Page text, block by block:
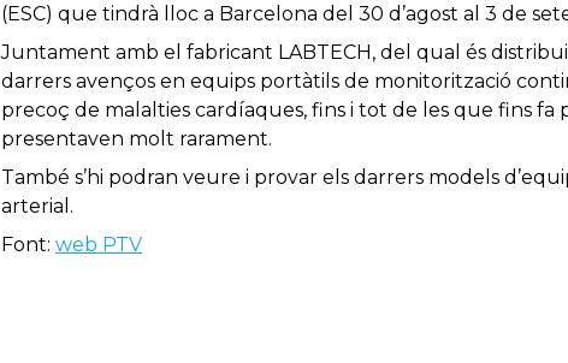
(ESC) que tindrà lloc a Barcelona del 30 d’agost al 3 de
Juntament amb el fabricant LABTECH, del qual és
darrers avenços en equips portàtils de monitorització
precoç de malalties cardíaques, fins i tot de les que fins
presentaven molt rarament.
També s’hi podran veure i provar els darrers models
arterial.
Font: web PTV